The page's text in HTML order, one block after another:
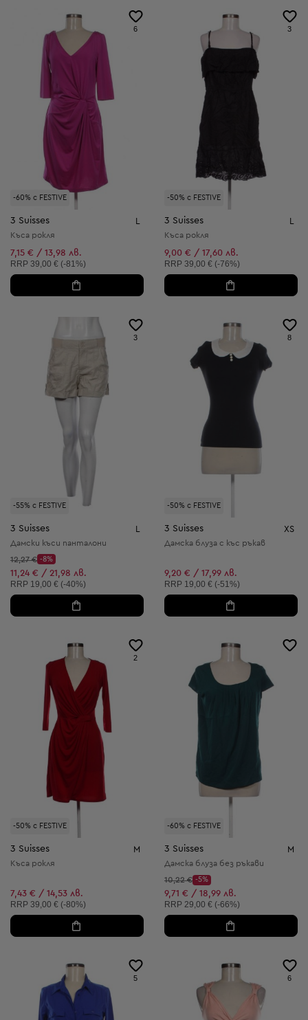
-60% с FESTIVE
6
3 Suisses L
Къса рокля
7,15 € / 13,98 лв.
Препоръчителна цена:
RRP 39,00 € (-81%)
-50% с FESTIVE
3
3 Suisses L
Къса рокля
9,00 € / 17,60 лв.
Препоръчителна цена:
RRP 39,00 € (-76%)
-55% с FESTIVE
3
3 Suisses L
Дамски къси панталони
Начална цена:
12,27 €
Discount Price:
-8%
Намалена цена:
11,24 € / 21,98 лв.
Препоръчителна цена:
RRP 19,00 € (-40%)
-50% с FESTIVE
8
3 Suisses XS
Дамска блуза с къс ръкав
9,20 € / 17,99 лв.
Препоръчителна цена:
RRP 19,00 € (-51%)
-50% с FESTIVE
2
3 Suisses M
Къса рокля
7,43 € / 14,53 лв.
Препоръчителна цена:
RRP 39,00 € (-80%)
-60% с FESTIVE
3 Suisses M
Дамска блуза без ръкави
Начална цена:
10,22 €
Discount Price:
-5%
Намалена цена:
9,71 € / 18,99 лв.
Препоръчителна цена:
RRP 29,00 € (-66%)
5 6